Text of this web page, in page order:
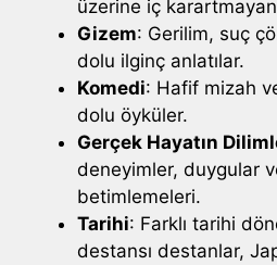
üzerine iç
Gizem: Gerilim, suç
dolu ilginç anlatılar.
Komedi: Hafif mizah
dolu öyküler.
Gerçek Hayatın
deneyimler, duygular
betimlemeleri.
Tarihi: Farklı tarihi
destansı destanlar,